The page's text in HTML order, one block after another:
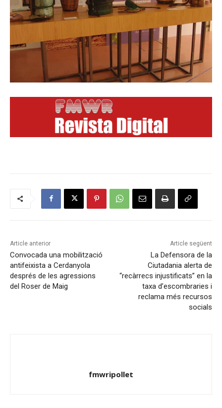
Article anterior
Convocada una mobilització
antifeixista a Cerdanyola
després de les agressions
del Roser de Maig
Article següent
La Defensora de la
Ciutadania alerta de
“recàrrecs injustificats” en la
taxa d’escombraries i
reclama més recursos
socials
fmwripollet